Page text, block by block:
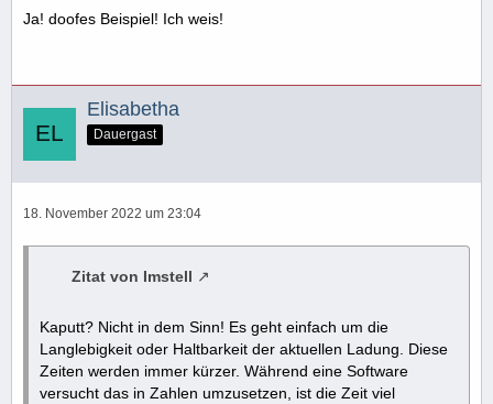
Ja! doofes Beispiel! Ich weis!
Elisabetha
Dauergast
18. November 2022 um 23:04
Zitat von Imstell
Kaputt? Nicht in dem Sinn! Es geht einfach um die
Langlebigkeit oder Haltbarkeit der aktuellen Ladung. Diese
Zeiten werden immer kürzer. Während eine Software
versucht das in Zahlen umzusetzen, ist die Zeit viel